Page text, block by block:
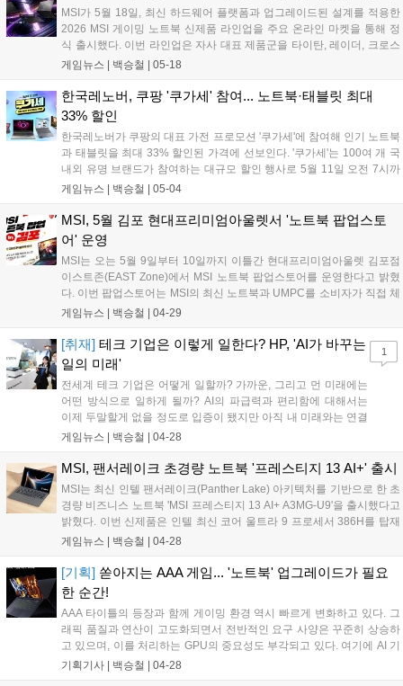
MSI가 5월 18일, 최신 하드웨어 플랫폼과 업그레이드된 설계를 적용한
2026 MSI 게이밍 노트북 신제품 라인업을 주요 온라인 마켓을 통해 정
식 출시했다. 이번 라인업은 자사 대표 제품군을 타이탄, 레이더, 크로스
헤어, 사이보그 등으로 재편한 것이 특징이다. 특히 기존 상위 등급 제품
소비자 선택의 폭을 넓혔다....
게임뉴스 | 백승철 | 05-18
한국레노버, 쿠팡 '쿠가세' 참여... 노트북·태블릿 최대
33% 할인
한국레노버가 쿠팡의 대표 가전 프로모션 '쿠가세'에 참여해 인기 노트북
과 태블릿을 최대 33% 할인된 가격에 선보인다. '쿠가세'는 100여 개 국
내외 유명 브랜드가 참여하는 대규모 할인 행사로 5월 11일 오전 7시까
지 진행된다. 한국레노버는 이번 행사의 일환으로 오는 5월 9일 오전 7
다....
게임뉴스 | 백승철 | 05-04
MSI, 5월 김포 현대프리미엄아울렛서 '노트북 팝업스토
어' 운영
MSI는 오는 5월 9일부터 10일까지 이틀간 현대프리미엄아울렛 김포점
이스트존(EAST Zone)에서 MSI 노트북 팝업스토어를 운영한다고 밝혔
다. 이번 팝업스토어는 MSI의 최신 노트북과 UMPC를 소비자가 직접 체
험할 수 있는 오프라인 행사로, 다양한 체험 프로그램과 현장 이벤트를
울트라 프로세서를 탑재한 MSI 노트북과 UMPC 등 총 15대의 제품이 전
시되며, 취향 및 용도에 따라 각 제품을 직접 체험하고 비교, 경험해 볼
수 있도록 구성됐다....
게임뉴스 | 백승철 | 04-29
[취재] 테크 기업은 이렇게 일한다? HP, 'AI가 바꾸는
일의 미래'
전세계 테크 기업은 어떻게 일할까? 가까운, 그리고 먼 미래에는
어떤 방식으로 일하게 될까? AI의 파급력과 편리함에 대해서는
이제 두말할게 없을 정도로 입증이 됐지만 아직 내 미래와는 연결
되지 않은 상태였다. 그러나 오늘 HP가 개최한 'AI가 바꾸는 일의
장히 알찬 시간을 보내고 온 것 같은 기분이 들었다. HP는 오늘인
렌드와 글로벌 대기업 HP가 그리는 업무 환경의 미래를 제시했
다....
게임뉴스 | 백승철 | 04-28
1
MSI, 팬서레이크 초경량 노트북 '프레스티지 13 AI+' 출시
MSI는 최신 인텔 팬서레이크(Panther Lake) 아키텍처를 기반으로 한 초
경량 비즈니스 노트북 'MSI 프레스티지 13 AI+ A3MG-U9'을 출시했다고
밝혔다. 이번 신제품은 인텔 최신 코어 울트라 9 프로세서 386H를 탑재
하여 이전 세대 대비 한층 향상된 성능을 제공한다. 이를 통해 다수의 애
처리, 코드 컴파일 등 CPU 중심의 생산성 업무를 보다 쾌적하게 수행할
수 있다....
게임뉴스 | 백승철 | 04-28
[기획] 쏟아지는 AAA 게임... '노트북' 업그레이드가 필요
한 순간!
AAA 타이틀의 등장과 함께 게이밍 환경 역시 빠르게 변화하고 있다. 그
래픽 품질과 연산이 고도화되면서 전반적인 요구 사양은 꾸준히 상승하
고 있으며, 이를 처리하는 GPU의 중요성도 부각되고 있다. 여기에 AI 기
반 렌더링 기술이 확산되면서, 단순히 게임을 구동하는 수준을 넘어 안
기획기사 | 백승철 | 04-28